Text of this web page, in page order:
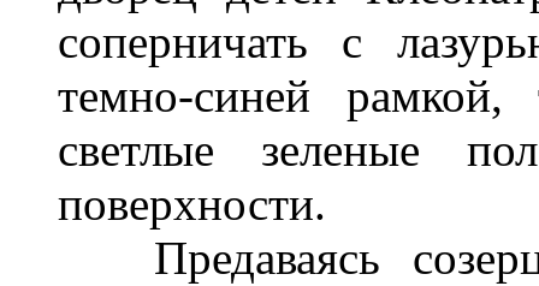
соперничать с
темно-синей
светлые зеленые
поверхности.
Предаваясь